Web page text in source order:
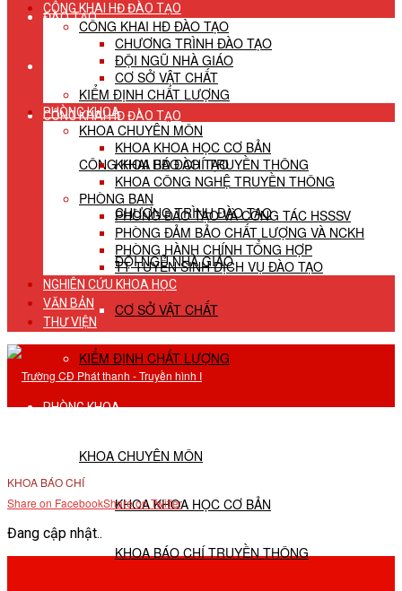
ĐÀO TẠO
TUYỂN SINH
CÔNG KHAI HĐ ĐÀO TẠO
CÔNG KHAI HĐ ĐÀO TẠO
CHƯƠNG TRÌNH ĐÀO TẠO
ĐỘI NGŨ NHÀ GIÁO
CƠ SỞ VẬT CHẤT
KIỂM ĐỊNH CHẤT LƯỢNG
PHÒNG KHOA
KHOA CHUYÊN MÔN
KHOA KHOA HỌC CƠ BẢN
KHOA BÁO CHÍ TRUYỀN THÔNG
CÔNG KHAI HĐ ĐÀO TẠO
CÔNG KHAI HĐ ĐÀO TẠO
CHƯƠNG TRÌNH ĐÀO TẠO
ĐỘI NGŨ NHÀ GIÁO
CƠ SỞ VẬT CHẤT
KIỂM ĐỊNH CHẤT LƯỢNG
PHÒNG KHOA
KHOA CHUYÊN MÔN
KHOA KHOA HỌC CƠ BẢN
KHOA BÁO CHÍ TRUYỀN THÔNG
KHOA CÔNG NGHỆ TRUYỀN THÔNG
PHÒNG BAN
PHÒNG ĐÀO TẠO VÀ CÔNG TÁC HSSSV
PHÒNG ĐẢM BẢO CHẤT LƯỢNG VÀ NCKH
PHÒNG HÀNH CHÍNH TỔNG HỢP
TT TUYỂN SINH DỊCH VỤ ĐÀO TẠO
NGHIÊN CỨU KHOA HỌC
VĂN BẢN
THƯ VIỆN
KHOA BÁO CHÍ
Share on FacebookShare on Twitter
Đang cập nhật..